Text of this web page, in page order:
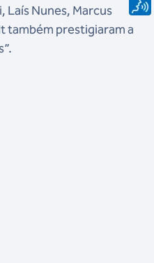
Laís Nunes, Marcus
também prestigiaram a